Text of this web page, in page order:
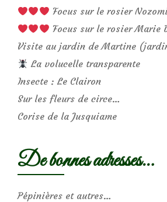
Focus sur le rosier
Focus sur le rosier Marie
Visite au jardin de Martine
La volucelle transparente
Insecte : Le Clairon
Sur les fleurs de circe…
Corise de la Jusquiame
De bonnes adresses…
Pépinières et autres…